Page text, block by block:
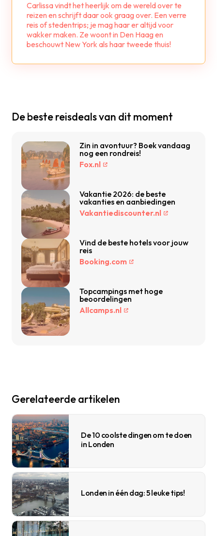
Carlissa vindt het heerlijk om de wereld over te
reizen en schrijft daar ook graag over. Een verre
reis of stedentrips; je mag haar er altijd voor
wakker maken. Ze woont in Den Haag en
beschouwt New York als haar tweede thuis!
De beste reisdeals van dit moment
Zin in avontuur? Boek vandaag
nog een rondreis!
Fox.nl
Vakantie 2026: de beste
vakanties en aanbiedingen
Vakantiediscounter.nl
Vind de beste hotels voor jouw
reis
Booking.com
Topcampings met hoge
beoordelingen
Allcamps.nl
Gerelateerde artikelen
De 10 coolste dingen om te doen
in Londen
Londen in één dag: 5 leuke tips!